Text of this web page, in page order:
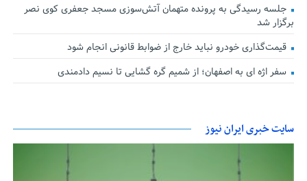
جلسه رسیدگی به پرونده متهمان آتش‌سوزی مسجد جعفری کوی نصر
برگزار شد
قیمت‌گذاری خودرو نباید خارج از ضوابط قانونی انجام شود
سفر اژه ای به اصفهان؛ از شمیم گره گشایی تا نسیم دادمندی
سایت خبری ایران نیوز